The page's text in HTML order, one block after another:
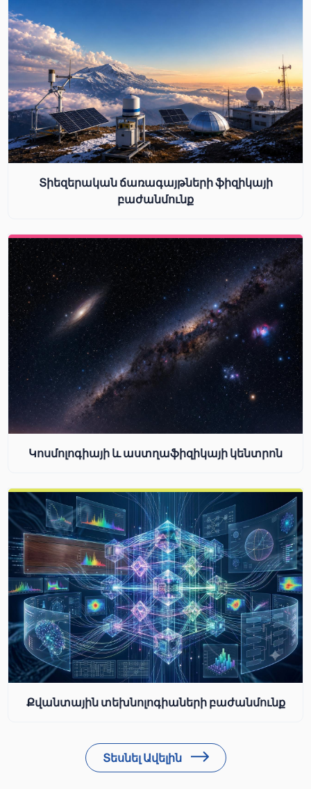
Տիեզերական ճառագայթների ֆիզիկայի
բաժանմունք
Կոսմոլոգիայի և աստղաֆիզիկայի կենտրոն
Քվանտային տեխնոլոգիաների բաժանմունք
Տեսնել Ավելին